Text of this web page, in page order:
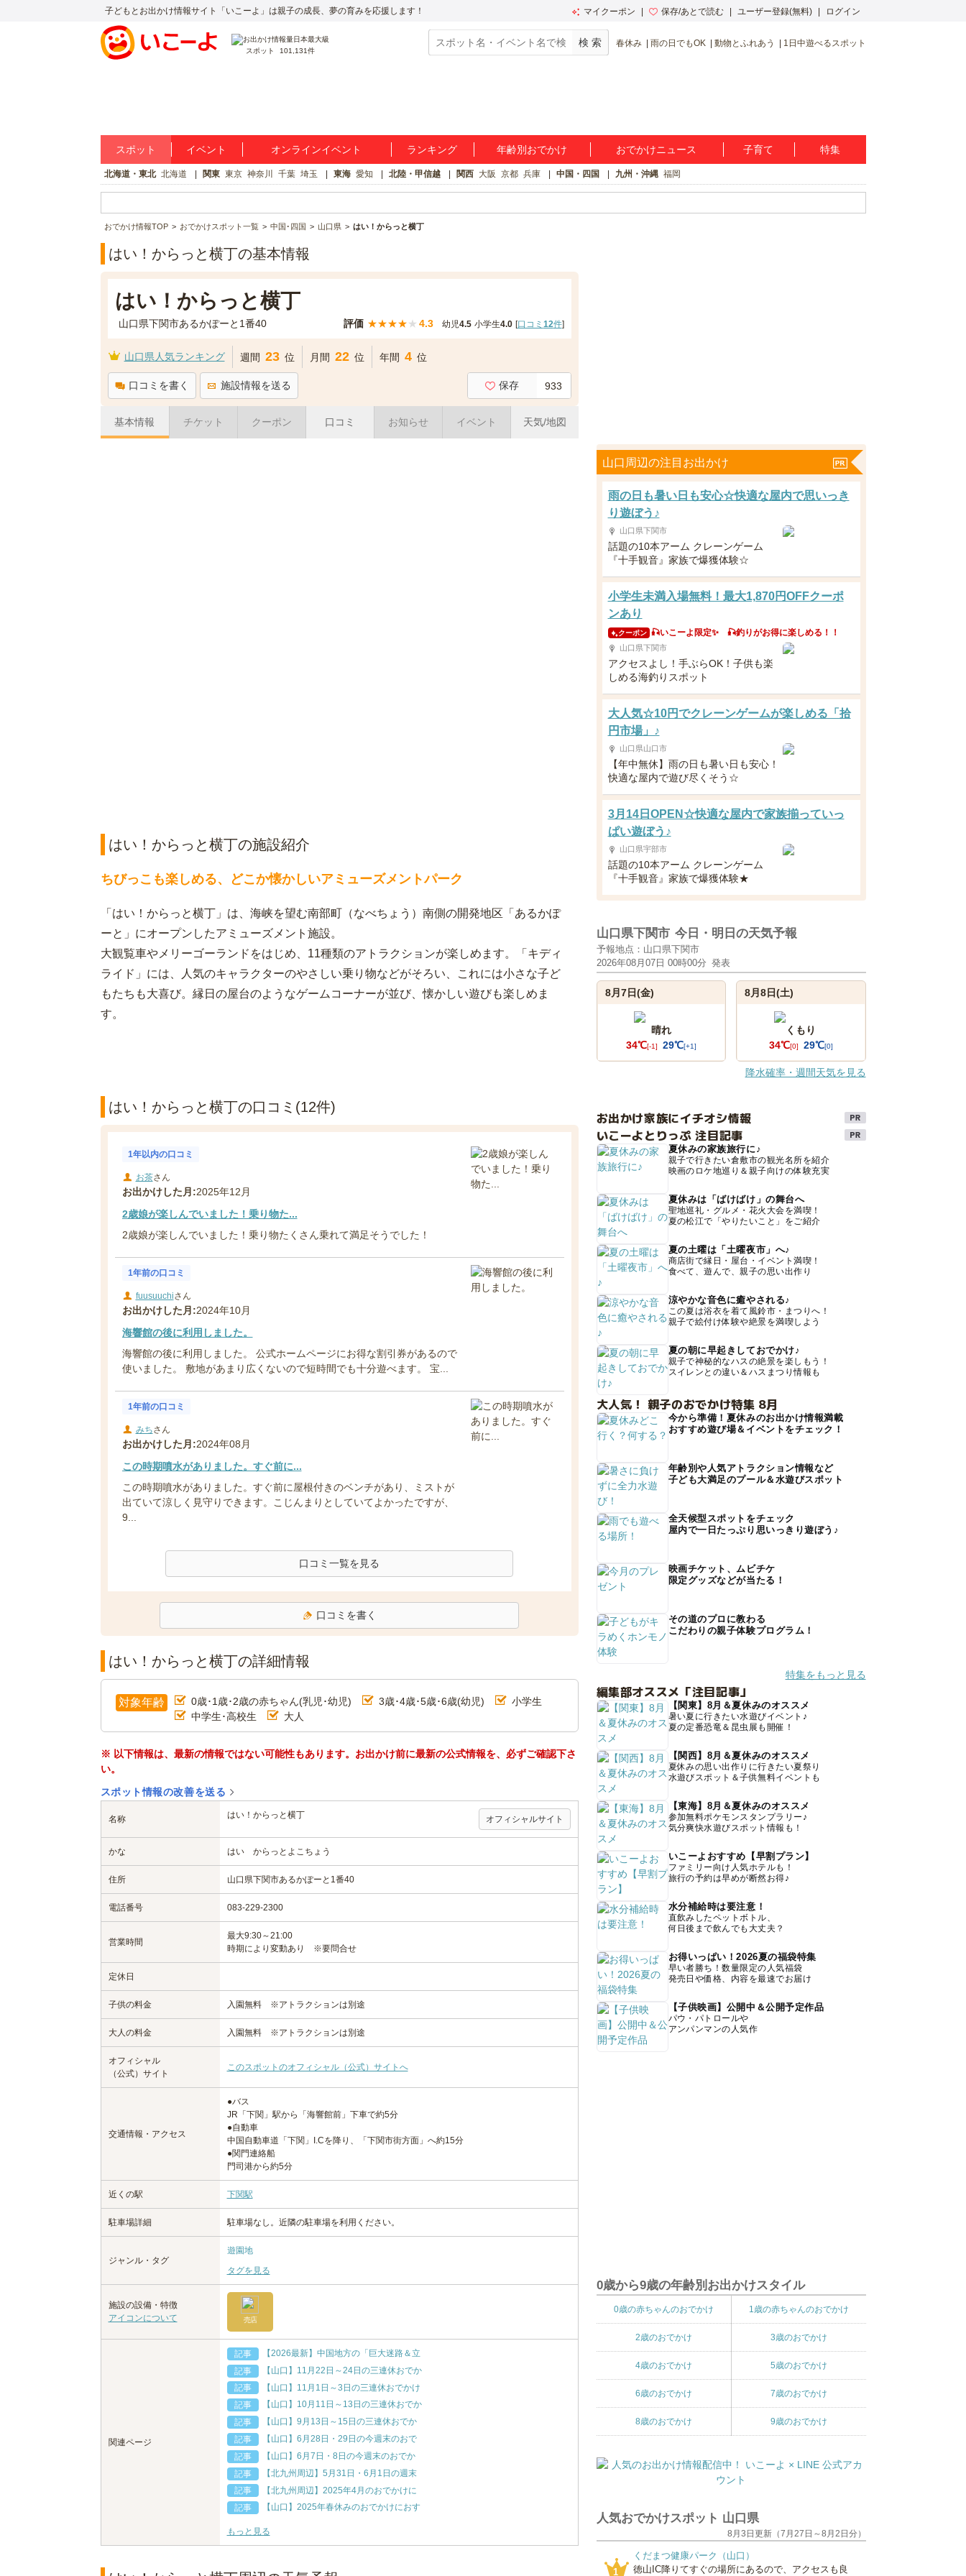
子どもとお出かけ情報サイト「いこーよ」は親子の成長、夢の育みを応援します！ マイクーポン 保存/あとで読む ユーザー登録(無料) ログイン
スポット 101,131件
春休み 雨の日でもOK 動物とふれあう 1日中遊べるスポット
スポット イベント オンラインイベント ランキング 年齢別おでかけ おでかけニュース 子育て 特集
北海道・東北 北海道 関東 東京 神奈川 千葉 埼玉 東海 愛知 北陸・甲信越 関西 大阪 京都 兵庫 中国・四国 九州・沖縄 福岡
おでかけ情報TOP おでかけスポット一覧 中国･四国 山口県 はい！からっと横丁
はい！からっと横丁の基本情報
はい！からっと横丁
山口県下関市あるかぽーと1番40 評価 ★★★★★ 4.3 幼児4.5 小学生4.0 [口コミ 12件]
山口県人気ランキング 週間 23 位 月間 22 位 年間 4 位
口コミを書く 施設情報を送る 保存 933
基本情報 チケット クーポン 口コミ お知らせ イベント 天気/地図
はい！からっと横丁の施設紹介
ちびっこも楽しめる、どこか懐かしいアミューズメントパーク
「はい！からっと横丁」は、海峡を望む南部町（なべちょう）南側の開発地区「あるかぽ
ーと」にオープンしたアミューズメント施設。
大観覧車やメリーゴーランドをはじめ、11種類のアトラクションが楽しめます。「キディ
ライド」には、人気のキャラクターのやさしい乗り物などがそろい、これには小さな子ど
もたちも大喜び。縁日の屋台のようなゲームコーナーが並び、懐かしい遊びも楽しめま
す。
はい！からっと横丁の口コミ(12件)
1年以内の口コミ
お茶さん
お出かけした月:2025年12月
2歳娘が楽しんでいました！乗り物た...
2歳娘が楽しんでいました！乗り物たくさん乗れて満足そうでした！
1年前の口コミ
fuusuuchiさん
お出かけした月:2024年10月
海響館の後に利用しました。
海響館の後に利用しました。 公式ホームページにお得な割引券があるので
使いました。 敷地があまり広くないので短時間でも十分遊べます。 宝...
1年前の口コミ
みちさん
お出かけした月:2024年08月
この時期噴水がありました。すぐ前に...
この時期噴水がありました。すぐ前に屋根付きのベンチがあり、ミストが
出ていて涼しく見守りできます。こじんまりとしていてよかったですが、
9...
口コミ一覧を見る
口コミを書く
はい！からっと横丁の詳細情報
対象年齢 0歳･1歳･2歳の赤ちゃん(乳児･幼児) 3歳･4歳･5歳･6歳(幼児)
小学生
中学生･高校生
大人
※ 以下情報は、最新の情報ではない可能性もあります。お出かけ前に最新の公式情報を、必ずご確認下さ
い。
スポット情報の改善を送る
名称 はい！からっと横丁 オフィシャルサイト
かな はい からっとよこちょう
住所 山口県下関市あるかぽーと1番40
電話番号 083-229-2300
営業時間
最大9:30～21:00
時期により変動あり ※要問合せ
定休日
子供の料金 入園無料 ※アトラクションは別途
大人の料金 入園無料 ※アトラクションは別途
オフィシャル
（公式）サイト
このスポットのオフィシャル（公式）サイトへ
交通情報・アクセス
●バス
JR「下関」駅から「海響館前」下車で約5分
●自動車
中国自動車道「下関」I.Cを降り、「下関市街方面」へ約15分
●関門連絡船
門司港から約5分
近くの駅 下関駅
駐車場詳細 駐車場なし。近隣の駐車場を利用ください。
ジャンル・タグ
遊園地
タグを見る
施設の設備・特徴
アイコンについて
売店
関連ページ
記事
【2026最新】中国地方の「巨大迷路＆立
記事
【山口】11月22日～24日の三連休おでか
記事
【山口】11月1日～3日の三連休おでかけ
記事
【山口】10月11日～13日の三連休おでか
記事
【山口】9月13日～15日の三連休おでか
記事
【山口】6月28日・29日の今週末のおで
記事
【山口】6月7日・8日の今週末のおでか
記事
【北九州周辺】5月31日・6月1日の週末
記事
【北九州周辺】2025年4月のおでかけに
記事
【山口】2025年春休みのおでかけにおす
もっと見る
山口周辺の注目お出かけ
雨の日も暑い日も安心☆快適な屋内で思いっき
り遊ぼう♪
山口県下関市
話題の10本アーム クレーンゲーム
『十手観音』家族で爆獲体験☆
小学生未満入場無料！最大1,870円OFFクーポ
ンあり
クーポン 🎣いこーよ限定✨ 🎣釣りがお得に楽しめる！！
山口県下関市
アクセスよし！手ぶらOK！子供も楽
しめる海釣りスポット
大人気☆10円でクレーンゲームが楽しめる「拾
円市場」♪
山口県山口市
【年中無休】雨の日も暑い日も安心！
快適な屋内で遊び尽くそう☆
3月14日OPEN☆快適な屋内で家族揃っていっ
ぱい遊ぼう♪
山口県宇部市
話題の10本アーム クレーンゲーム
『十手観音』家族で爆獲体験★
山口県下関市 今日・明日の天気予報
予報地点：山口県下関市
2026年08月07日 00時00分 発表
8月7日(金)
晴れ
34℃[-1] 29℃[+1]
8月8日(土)
くもり
34℃[0] 29℃[0]
降水確率・週間天気を見る
お出かけ家族にイチオシ情報
いこーよとりっぷ 注目記事
夏休みの家族旅行に♪
親子で行きたい倉敷市の観光名所を紹介
映画のロケ地巡り＆親子向けの体験充実
夏休みは「ばけばけ」の舞台へ
聖地巡礼・グルメ・花火大会を満喫！
夏の松江で「やりたいこと」をご紹介
夏の土曜は「土曜夜市」へ♪
商店街で縁日・屋台・イベント満喫！
食べて、遊んで、親子の思い出作り
涼やかな音色に癒やされる♪
この夏は浴衣を着て風鈴市・まつりへ！
親子で絵付け体験や絶景を満喫しよう
夏の朝に早起きしておでかけ♪
親子で神秘的なハスの絶景を楽しもう！
スイレンとの違い＆ハスまつり情報も
大人気！ 親子のおでかけ特集 8月
今から準備！夏休みのお出かけ情報満載
おすすめ遊び場＆イベントをチェック！
年齢別や人気アトラクション情報など
子ども大満足のプール＆水遊びスポット
全天候型スポットをチェック
屋内で一日たっぷり思いっきり遊ぼう♪
映画チケット、ムビチケ
限定グッズなどが当たる！
その道のプロに教わる
こだわりの親子体験プログラム！
特集をもっと見る
編集部オススメ「注目記事」
【関東】8月＆夏休みのオススメ
暑い夏に行きたい水遊びイベント♪
夏の定番恐竜＆昆虫展も開催！
【関西】8月＆夏休みのオススメ
夏休みの思い出作りに行きたい夏祭り
水遊びスポット＆子供無料イベントも
【東海】8月＆夏休みのオススメ
参加無料ポケモンスタンプラリー♪
気分爽快水遊びスポット情報も！
いこーよおすすめ【早割プラン】
ファミリー向け人気ホテルも！
旅行の予約は早めが断然お得♪
水分補給時は要注意！
直飲みしたペットボトル、
何日後まで飲んでも大丈夫？
お得いっぱい！2026夏の福袋特集
早い者勝ち！数量限定の人気福袋
発売日や価格、内容を最速でお届け
【子供映画】公開中＆公開予定作品
パウ・パトロールや
アンパンマンの人気作
0歳から9歳の年齢別お出かけスタイル
0歳の赤ちゃんのおでかけ 1歳の赤ちゃんのおでかけ
2歳のおでかけ 3歳のおでかけ
4歳のおでかけ 5歳のおでかけ
6歳のおでかけ 7歳のおでかけ
8歳のおでかけ 9歳のおでかけ
人気おでかけスポット 山口県
8月3日更新（7月27日～8月2日分）
1
くだまつ健康パーク（山口）
徳山IC降りてすぐの場所にあるので、アクセスも良